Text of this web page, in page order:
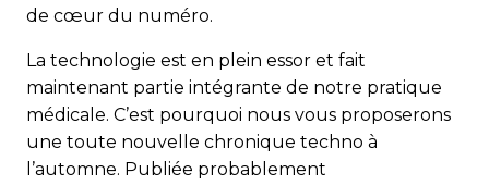
de cœur du numéro.
La technologie est en plein essor et fait
maintenant partie intégrante de notre pratique
médicale. C’est pourquoi nous vous proposerons
une toute nouvelle chronique techno à
l’automne. Publiée probablement